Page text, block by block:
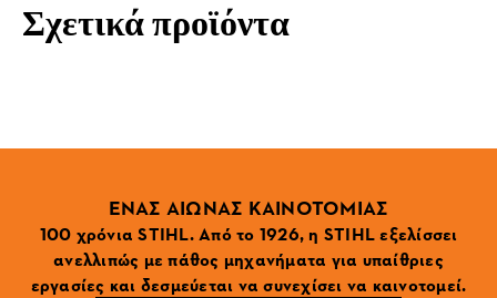
Σχετικά προϊόντα
ΕΝΑΣ ΑΙΩΝΑΣ ΚΑΙΝΟΤΟΜΙΑΣ
100 χρόνια STIHL. Από το 1926, η STIHL εξελίσσει
ανελλιπώς με πάθος μηχανήματα για υπαίθριες
εργασίες και δεσμεύεται να συνεχίσει να καινοτομεί.